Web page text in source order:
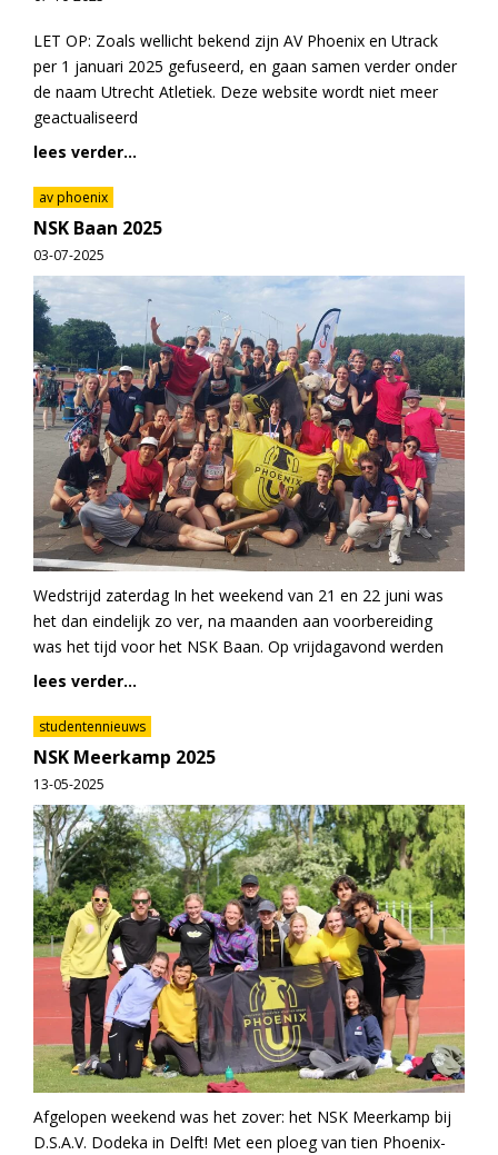
LET OP: Zoals wellicht bekend zijn AV Phoenix en Utrack
per 1 januari 2025 gefuseerd, en gaan samen verder onder
de naam Utrecht Atletiek. Deze website wordt niet meer
geactualiseerd
lees verder...
av phoenix
NSK Baan 2025
03-07-2025
Wedstrijd zaterdag In het weekend van 21 en 22 juni was
het dan eindelijk zo ver, na maanden aan voorbereiding
was het tijd voor het NSK Baan. Op vrijdagavond werden
lees verder...
studentennieuws
NSK Meerkamp 2025
13-05-2025
Afgelopen weekend was het zover: het NSK Meerkamp bij
D.S.A.V. Dodeka in Delft! Met een ploeg van tien Phoenix-